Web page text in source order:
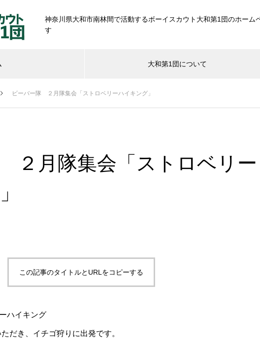
神奈川県大和市南林間で活動するボーイスカウト大和第1団のホーム
す
大和第1団について
ビーバー隊 ２月隊集会「ストロベリーハイキング」
２月隊集会「ストロベリー
この記事のタイトルとURLをコピーする
ハイキング
だき、イチゴ狩りに出発です。